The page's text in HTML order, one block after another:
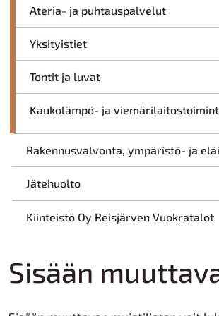
Ateria- ja puhtauspalvelut
Yksityistiet
Tontit ja luvat
Kaukolämpö- ja
Rakennusvalvonta, ympäristö- ja
Jätehuolto
Kiinteistö Oy Reisjärven Vuokratalot
Sisään